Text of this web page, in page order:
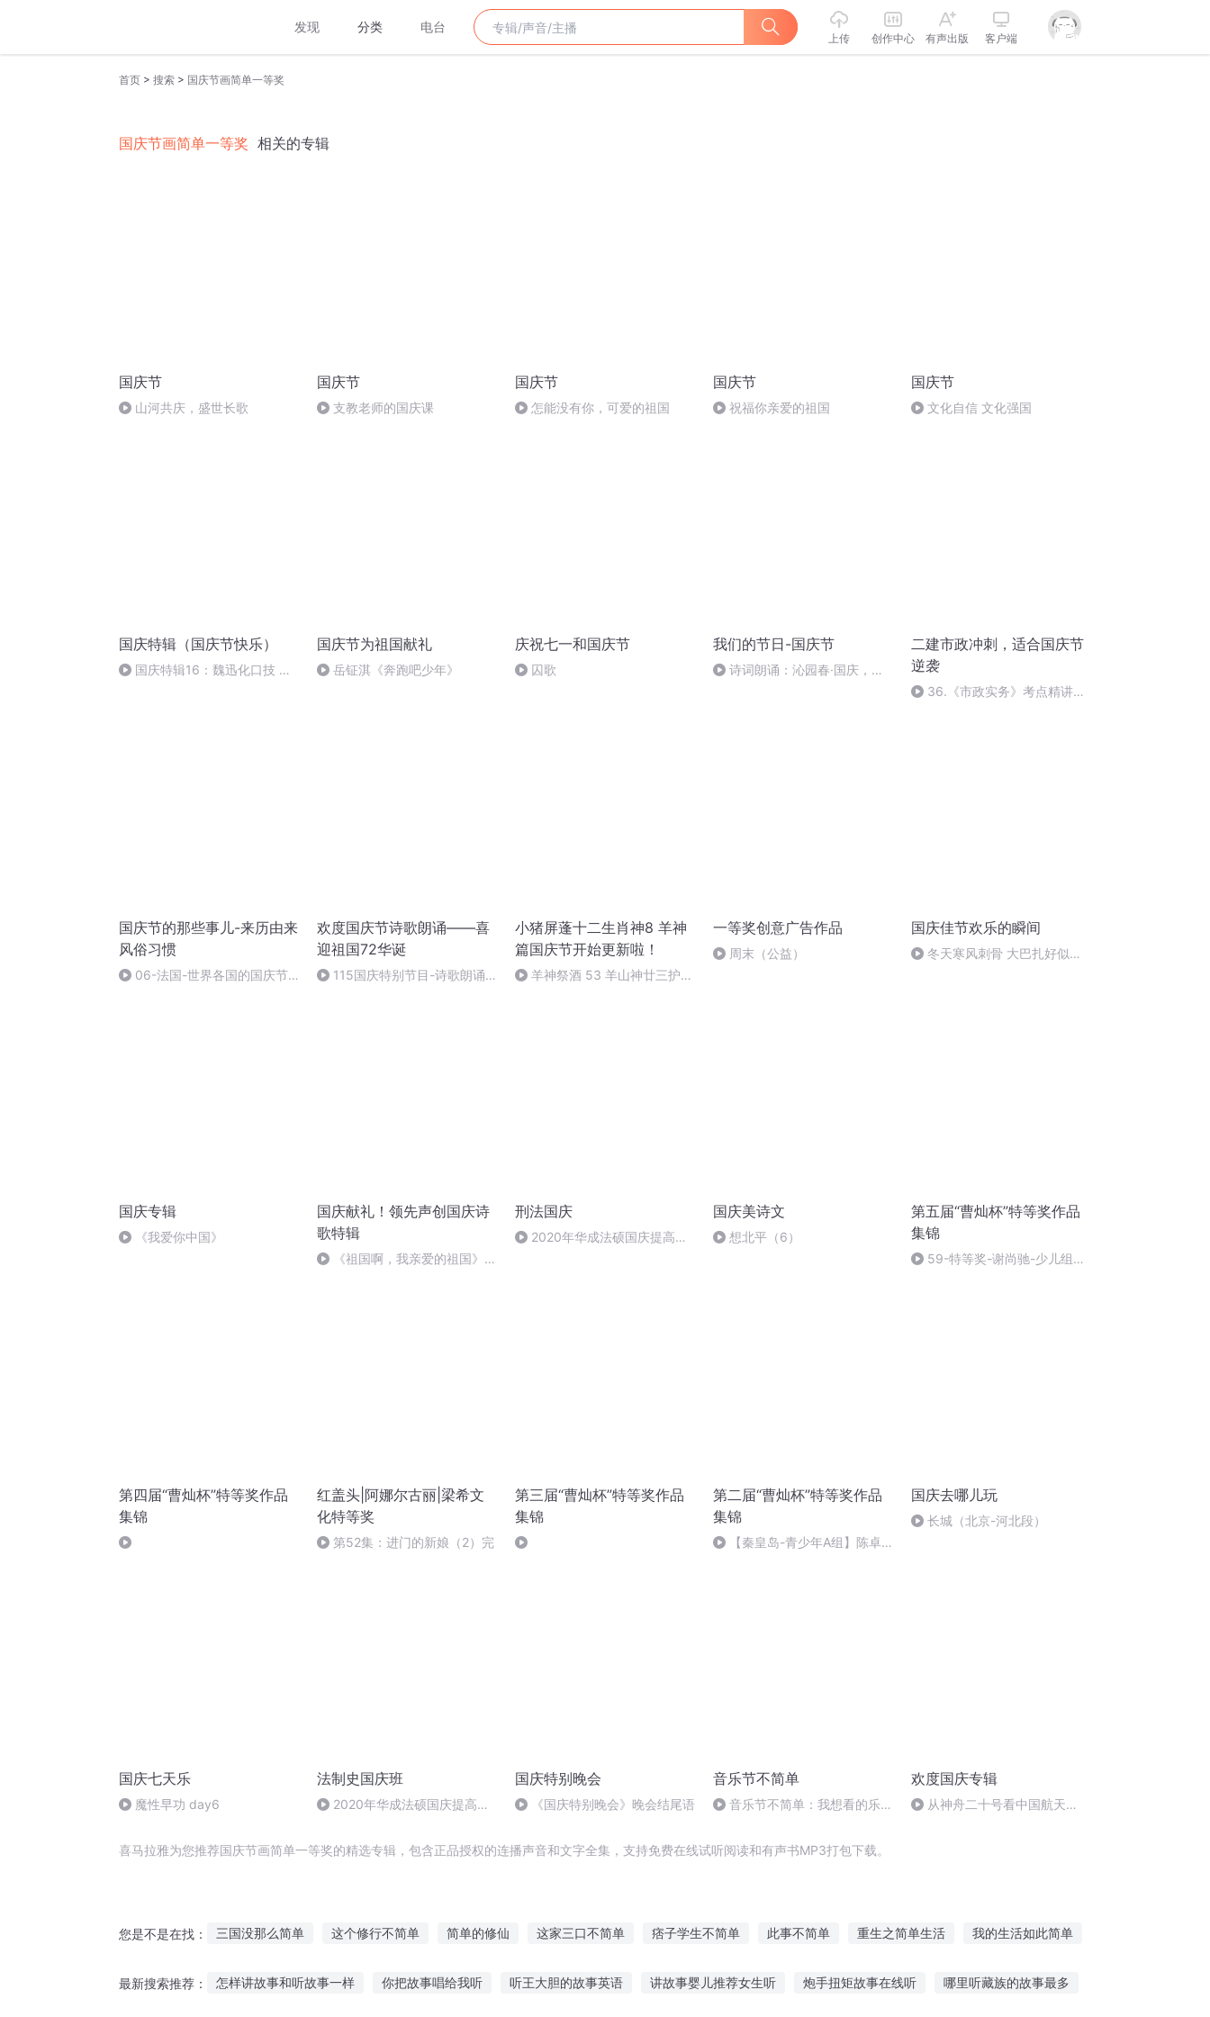
发现 分类 电台
上传 创作中心 有声出版 客户端
首页 > 搜索 > 国庆节画简单一等奖
国庆节画简单一等奖 相关的专辑
国庆节
山河共庆，盛世长歌
国庆节
支教老师的国庆课
国庆节
怎能没有你，可爱的祖国
国庆节
祝福你亲爱的祖国
国庆节
文化自信 文化强国
国庆特辑（国庆节快乐）
国庆特辑16：魏迅化口技 二
国庆节为祖国献礼
岳钲淇《奔跑吧少年》
庆祝七一和国庆节
囚歌
我们的节日-国庆节
诗词朗诵：沁园春·国庆，朗
二建市政冲刺，适合国庆节
逆袭
36.《市政实务》考点精讲第
国庆节的那些事儿-来历由来
风俗习惯
06-法国-世界各国的国庆节-
欢度国庆节诗歌朗诵——喜
迎祖国72华诞
115国庆特别节目-诗歌朗诵-
小猪屏蓬十二生肖神8 羊神
篇国庆节开始更新啦！
羊神祭酒 53 羊山神廿三护祭
一等奖创意广告作品
周末（公益）
国庆佳节欢乐的瞬间
冬天寒风刺骨 大巴扎好似温
国庆专辑
《我爱你中国》
国庆献礼！领先声创国庆诗
歌特辑
《祖国啊，我亲爱的祖国》温
刑法国庆
2020年华成法硕国庆提高班
国庆美诗文
想北平（6）
第五届“曹灿杯”特等奖作品
集锦
59-特等奖-谢尚驰-少儿组A-
第四届“曹灿杯”特等奖作品
集锦
红盖头|阿娜尔古丽|梁希文
化特等奖
第52集：进门的新娘（2）完
第三届“曹灿杯”特等奖作品
集锦
第二届“曹灿杯”特等奖作品
集锦
【秦皇岛-青少年A组】陈卓
国庆去哪儿玩
长城（北京-河北段）
国庆七天乐
魔性早功 day6
法制史国庆班
2020年华成法硕国庆提高班
国庆特别晚会
《国庆特别晚会》晚会结尾语
音乐节不简单
音乐节不简单：我想看的乐队
欢度国庆专辑
从神舟二十号看中国航天
喜马拉雅为您推荐国庆节画简单一等奖的精选专辑，包含正品授权的连播声音和文字全集，支持免费在线试听阅读和有声书MP3打包下载。
您是不是在找： 三国没那么简单 这个修行不简单 简单的修仙 这家三口不简单 痞子学生不简单 此事不简单 重生之简单生活 我的生活如此简单
最新搜索推荐： 怎样讲故事和听故事一样 你把故事唱给我听 听王大胆的故事英语 讲故事婴儿推荐女生听 炮手扭矩故事在线听 哪里听藏族的故事最多